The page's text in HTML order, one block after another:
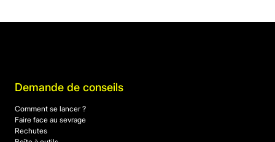
Demande de conseils
Comment se lancer ?
Faire face au sevrage
Rechutes